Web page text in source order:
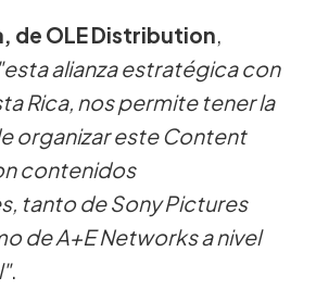
de OLE Distribution,
"esta alianza estratégica con
Rica, nos permite tener la
organizar este Content
contenidos
tanto de Sony Pictures
de A+E Networks a nivel
.